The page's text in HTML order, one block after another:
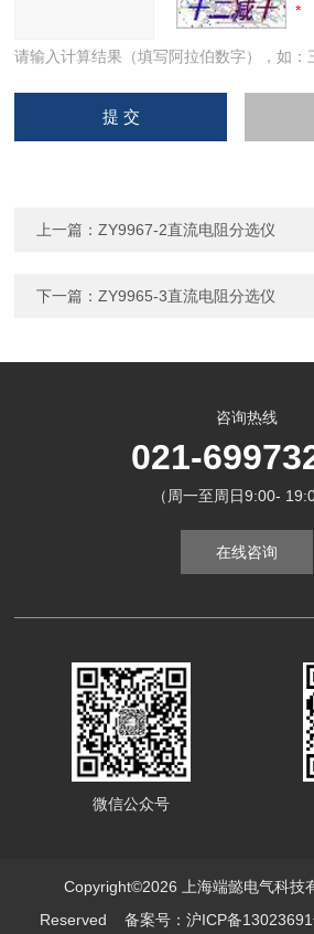
请输入计算结果（填写阿拉伯数字），如：
上一篇：ZY9967-2直流电阻分选仪
下一篇：ZY9965-3直流电阻分选仪
咨询热线
021-
（周一至周日9:00-
在线咨询
微信公众号
Copyright©2026 上海端懿电气科技
Reserved备案号：沪ICP备